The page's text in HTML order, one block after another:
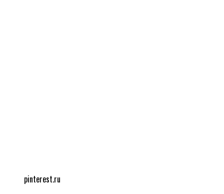
pinterest.ru